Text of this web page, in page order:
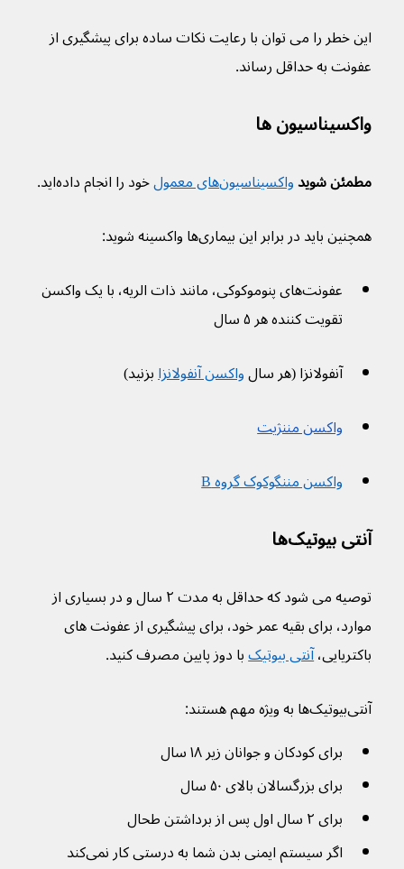
این خطر را می توان با رعایت نکات ساده برای پیشگیری از
عفونت به حداقل رساند.
واکسیناسیون ها
مطمئن شوید واکسیناسیون‌های معمول
خود را انجام داده‌اید.
همچنین باید در برابر این بیماری‌ها واکسینه شوید:
عفونت‌های پنوموکوکی، مانند ذات الریه، با یک واکسن
تقویت کننده هر ۵ سال
آنفولانزا (هر سال واکسن آنفولانزا بزنید)
واکسن مننژیت
واکسن مننگوکوک گروه B
آنتی بیوتیک‌ها
توصیه می شود که حداقل به مدت ۲ سال و در بسیاری از
موارد، برای بقیه عمر خود، برای پیشگیری از عفونت های
باکتریایی، آنتی بیوتیک با دوز پایین مصرف کنید.
آنتی‌بیوتیک‌ها به ویژه مهم هستند:
برای کودکان و جوانان زیر ۱۸ سال
برای بزرگسالان بالای ۵۰ سال
برای ۲ سال اول پس از برداشتن طحال
اگر سیستم ایمنی بدن شما به درستی کار نمی‌کند